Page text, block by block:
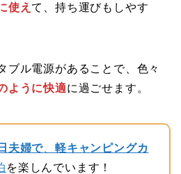
使えて、持ち運びもしやす
ブル電源があることで、色々
ように快適に過ごせ ます。
夫婦で 、軽キャンピングカ
を楽しんでいます！